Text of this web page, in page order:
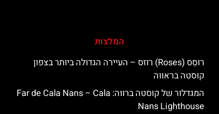
המלצות
רוסֵס (Roses) רוזס – העיירה הגדולה ביותר בצפון
קוסטה בראווה
המגדלור של קוסטה ברווה: ‪‪Far de Cala Nans – Cala
Nans Lighthouse‬‬